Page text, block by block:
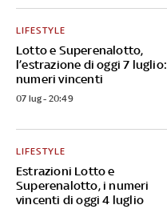
Lotto e Superenalotto,
l’estrazione di oggi 7 luglio:
numeri vincenti
LIFESTYLE
07 lug - 20:49
Estrazioni Lotto e
Superenalotto, i numeri
vincenti di oggi 4 luglio
LIFESTYLE